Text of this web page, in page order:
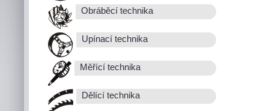
Obráběcí technika
Upínací technika
Měřící technika
Dělící technika